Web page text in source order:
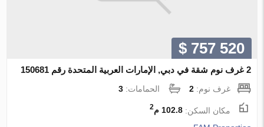
$ 757 520
2 غرف نوم شقة في دبي, الإمارات العربية المتحدة رقم 150681
غرف نوم:2 الحمامات:3
مكان السكن:102.8 م 2